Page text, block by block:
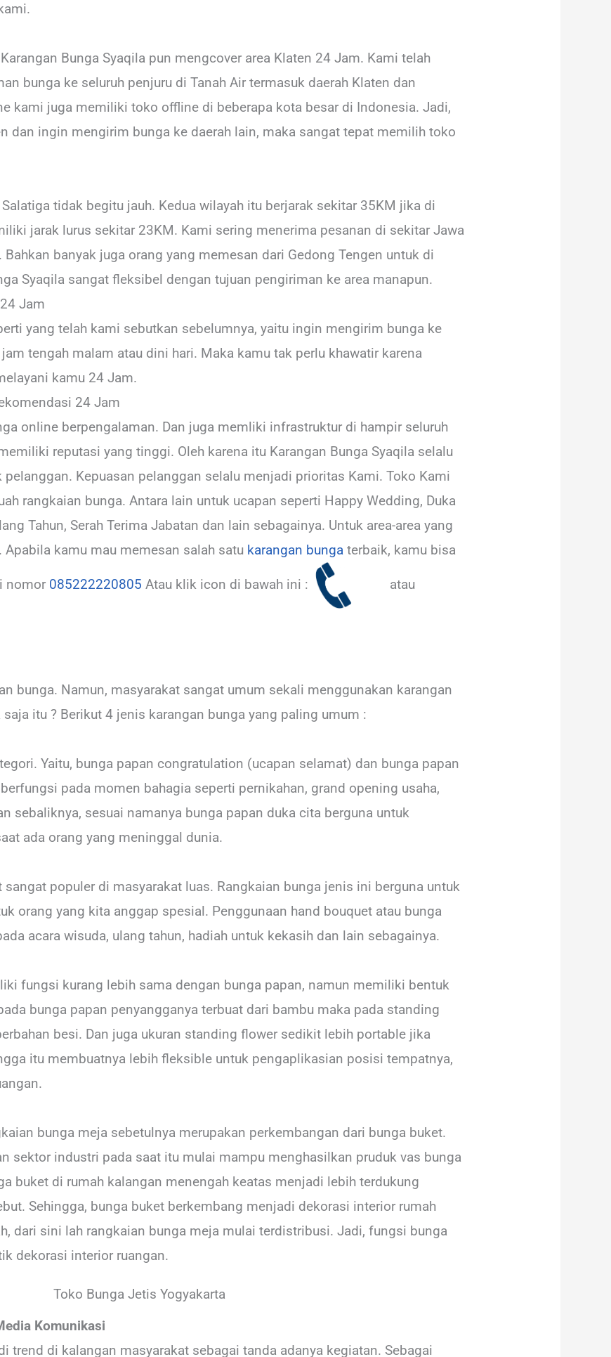
Bunga Syaqila pun mengcover area Klaten 24 Jam. Kami telah
bunga ke seluruh penjuru di Tanah Air termasuk daerah Klaten dan
kami juga memiliki toko offline di beberapa kota besar di Indonesia. Jadi,
dan ingin mengirim bunga ke daerah lain, maka sangat tepat memilih toko
tidak begitu jauh. Kedua wilayah itu berjarak sekitar 35KM jika di
jarak lurus sekitar 23KM. Kami sering menerima pesanan di sekitar Jawa
banyak juga orang yang memesan dari Gedong Tengen untuk di
Syaqila sangat fleksibel dengan tujuan pengiriman ke area manapun.
Jam
yang telah kami sebutkan sebelumnya, yaitu ingin mengirim bunga ke
tengah malam atau dini hari. Maka kamu tak perlu khawatir karena
kamu 24 Jam.
24 Jam
online berpengalaman. Dan juga memliki infrastruktur di hampir seluruh
reputasi yang tinggi. Oleh karena itu Karangan Bunga Syaqila selalu
Kepuasan pelanggan selalu menjadi prioritas Kami. Toko Kami
rangkaian bunga. Antara lain untuk ucapan seperti Happy Wedding, Duka
Tahun, Serah Terima Jabatan dan lain sebagainya. Untuk area-area yang
kamu mau memesan salah satu karangan bungaterbaik, kamu bisa
nomor 085222220805 Atau klik icon di bawah ini : atau
bunga. Namun, masyarakat sangat umum sekali menggunakan karangan
itu ? Berikut 4 jenis karangan bunga yang paling umum :
Yaitu, bunga papan congratulation (ucapan selamat) dan bunga papan
pada momen bahagia seperti pernikahan, grand opening usaha,
sebaliknya, sesuai namanya bunga papan duka cita berguna untuk
ada orang yang meninggal dunia.
sangat populer di masyarakat luas. Rangkaian bunga jenis ini berguna untuk
orang yang kita anggap spesial. Penggunaan hand bouquet atau bunga
acara wisuda, ulang tahun, hadiah untuk kekasih dan lain sebagainya.
fungsi kurang lebih sama dengan bunga papan, namun memiliki bentuk
bunga papan penyangganya terbuat dari bambu maka pada standing
besi. Dan juga ukuran standing flower sedikit lebih portable jika
itu membuatnya lebih fleksible untuk pengaplikasian posisi tempatnya,
bunga meja sebetulnya merupakan perkembangan dari bunga buket.
sektor industri pada saat itu mulai mampu menghasilkan pruduk vas bunga
buket di rumah kalangan menengah keatas menjadi lebih terdukung
Sehingga, bunga buket berkembang menjadi dekorasi interior rumah
dari sini lah rangkaian bunga meja mulai terdistribusi. Jadi, fungsi bunga
dekorasi interior ruangan.
Toko Bunga Jetis Yogyakarta
Komunikasi
trend di kalangan masyarakat sebagai tanda adanya kegiatan. Sebagai